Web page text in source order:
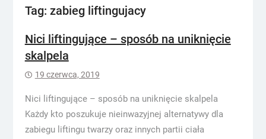
Tag: zabieg liftingujacy
Nici liftingujące – sposób na uniknięcie
skalpela
19 czerwca, 2019
Nici liftingujące – sposób na uniknięcie skalpela
Każdy kto poszukuje nieinwazyjnej alternatywy dla
zabiegu liftingu twarzy oraz innych partii ciała